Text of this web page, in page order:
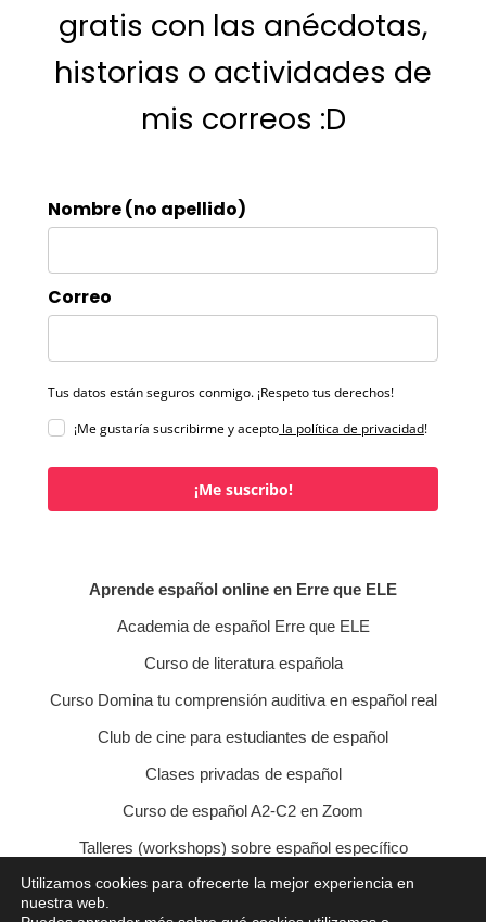
gratis con las anécdotas,
historias o actividades de
mis correos :D
Nombre (no apellido)
Correo
Tus datos están seguros conmigo. ¡Respeto tus derechos!
¡Me gustaría suscribirme y acepto la política de privacidad!
¡Me suscribo!
Aprende español online en Erre que ELE
Academia de español Erre que ELE
Curso de literatura española
Curso Domina tu comprensión auditiva en español real
Club de cine para estudiantes de español
Clases privadas de español
Curso de español A2-C2 en Zoom
Talleres (workshops) sobre español específico
Curso de conversación veraniego
Utilizamos cookies para ofrecerte la mejor experiencia en
nuestra web.